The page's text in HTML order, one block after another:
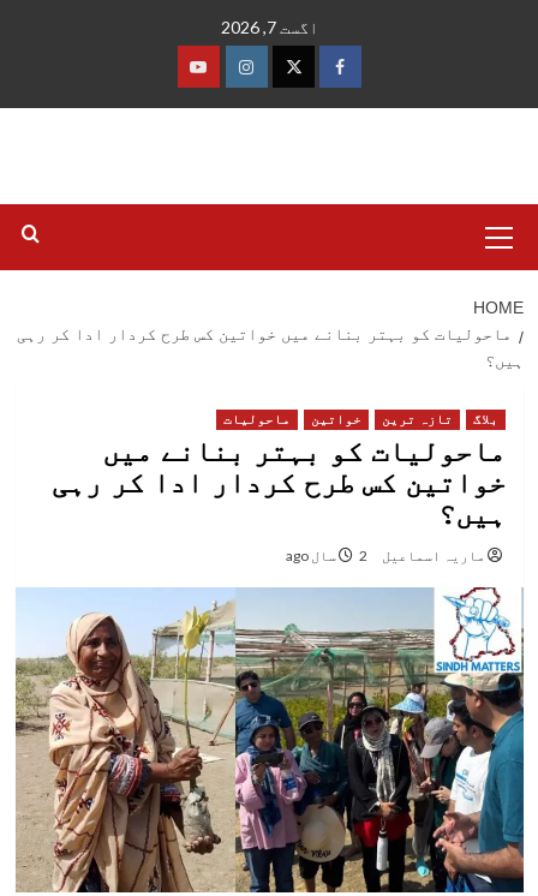
اگست 7, 2026
فیس
ٹوئٹرانسٹاگرام
یوٹیوب
Menu
HOME
ماحولیات کو بہتر بنانے میں خواتین کس طرح کردار ادا کر رہی
ہیں؟
بلاگ تازہ ترین خواتین ماحولیات
ماحولیات کو بہتر بنانے میں
خواتین کس طرح کردار ادا کر رہی
ہیں؟
ماریہ اسماعیل 2 سال ago